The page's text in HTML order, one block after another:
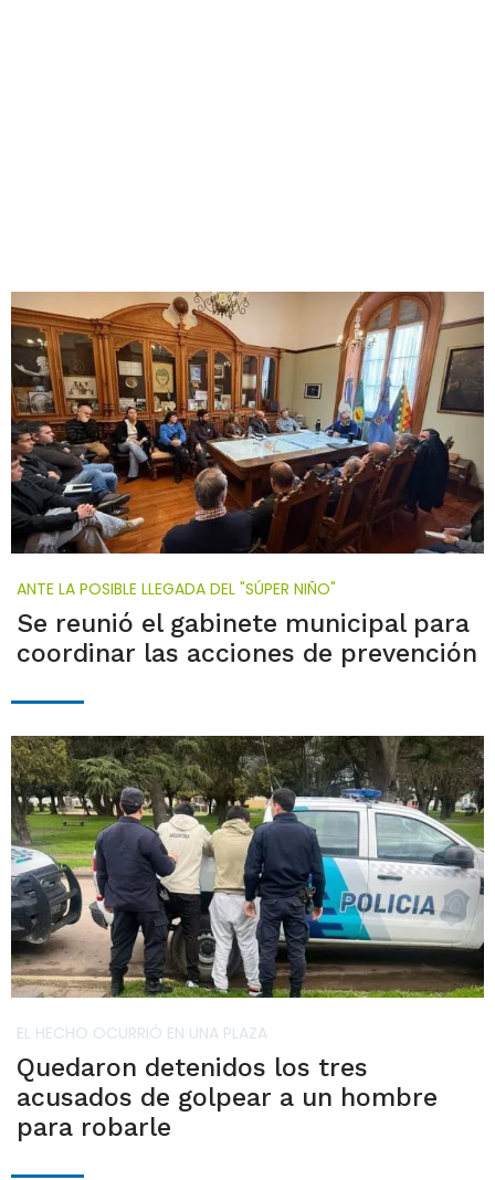
ANTE LA POSIBLE LLEGADA DEL "SÚPER NIÑO"
Se reunió el gabinete municipal para
coordinar las acciones de prevención
EL HECHO OCURRIÓ EN UNA PLAZA
Quedaron detenidos los tres
acusados de golpear a un hombre
para robarle